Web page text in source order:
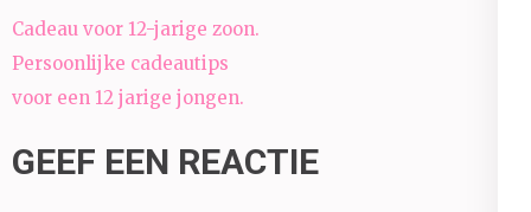
Bericht
navigatie
Cadeau voor 12-jarige zoon.
Persoonlijke cadeautips
voor een 12 jarige jongen.
GEEF EEN REACTIE